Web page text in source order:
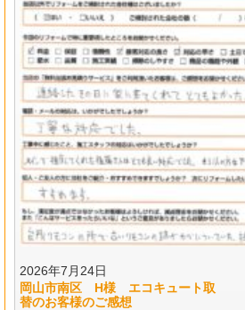
2026年7月24日
岡山市南区 H様 エコキュート取
替のお客様のご感想